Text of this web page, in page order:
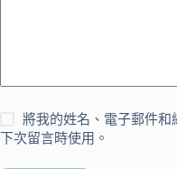
將我的姓名、電子郵件
下次留言時使用。